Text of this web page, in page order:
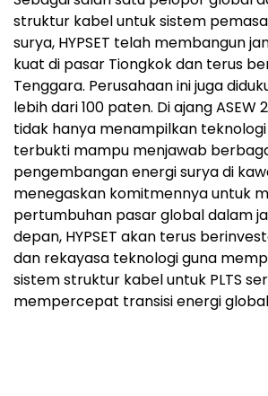
struktur kabel untuk sistem
surya, HYPSET telah membangun
kuat di pasar Tiongkok dan terus
Tenggara. Perusahaan ini juga
lebih dari 100 paten. Di ajang ASEW
tidak hanya menampilkan
terbukti mampu menjawab
pengembangan energi surya di
menegaskan komitmennya untuk
pertumbuhan pasar global dalam
depan, HYPSET akan terus
dan rekayasa teknologi guna
sistem struktur kabel untuk PLTS
mempercepat transisi energi